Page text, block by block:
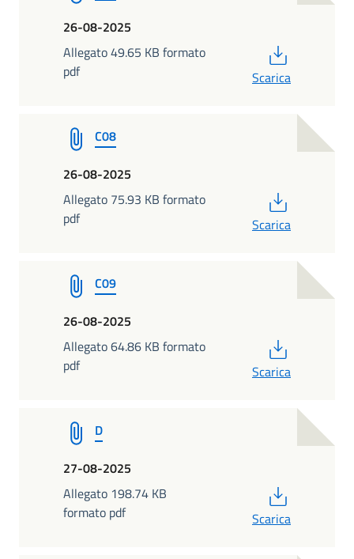
26-08-2025
Allegato 49.65 KB formato
pdf
Scarica
C08
26-08-2025
Allegato 75.93 KB formato
pdf
Scarica
C09
26-08-2025
Allegato 64.86 KB formato
pdf
Scarica
D
27-08-2025
Allegato 198.74 KB
formato pdf
Scarica